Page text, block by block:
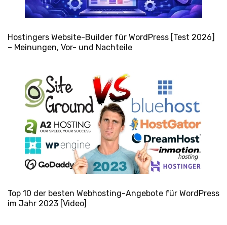
Hostingers Website-Builder für WordPress [Test 2026]
– Meinungen, Vor- und Nachteile
Top 10 der besten Webhosting-Angebote für WordPress
im Jahr 2023 [Video]